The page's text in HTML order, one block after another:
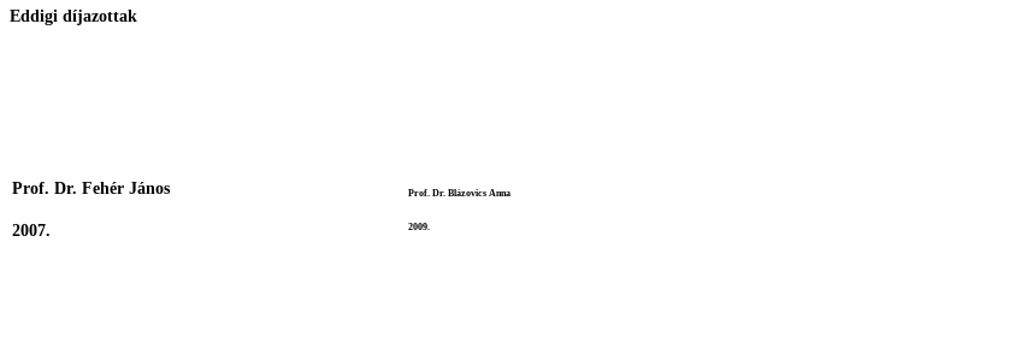
Eddigi díjazottak
Prof. Dr. Fehér János
2007.
Prof. Dr. Blázovics Anna
2009.